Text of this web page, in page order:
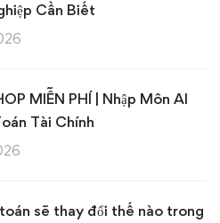
Cần Biết
MIỄN PHÍ | Nhập Môn AI
Tài Chính
sẽ thay đổi thế nào trong